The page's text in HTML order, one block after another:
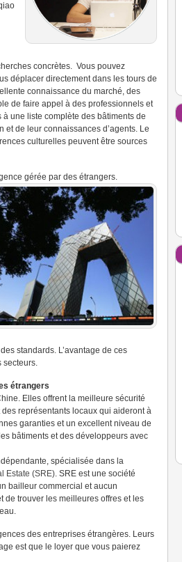
concrètes. Vous pouvez
déplacer directement dans les tours de
connaissance du marché, des
de faire appel à des professionnels et
une liste complète des bâtiments de
de leur connaissances d’agents. Le
culturelles peuvent être sources
gérée par des étrangers.
standards. L’avantage de ces
secteurs.
étrangers
Elles offrent la meilleure sécurité
représentants locaux qui aideront à
garanties et un excellent niveau de
bâtiments et des développeurs avec
spécialisée dans la
Estate (SRE). SRE est une société
bailleur commercial et aucun
trouver les meilleures offres et les
des entreprises étrangères. Leurs
est que le loyer que vous paierez